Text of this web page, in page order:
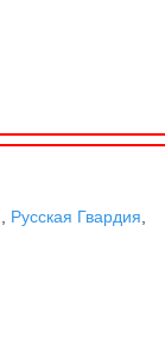
Русская Гвардия